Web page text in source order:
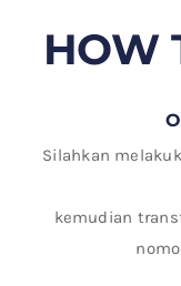
HOW
Silahkan
kemudian